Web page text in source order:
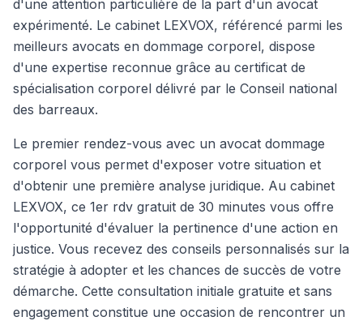
d'une attention particulière de la part d'un avocat
expérimenté. Le cabinet LEXVOX, référencé parmi les
meilleurs avocats en dommage corporel, dispose
d'une expertise reconnue grâce au certificat de
spécialisation corporel délivré par le Conseil national
des barreaux.
Le premier rendez-vous avec un avocat dommage
corporel vous permet d'exposer votre situation et
d'obtenir une première analyse juridique. Au cabinet
LEXVOX, ce 1er rdv gratuit de 30 minutes vous offre
l'opportunité d'évaluer la pertinence d'une action en
justice. Vous recevez des conseils personnalisés sur la
stratégie à adopter et les chances de succès de votre
démarche. Cette consultation initiale gratuite et sans
engagement constitue une occasion de rencontrer un